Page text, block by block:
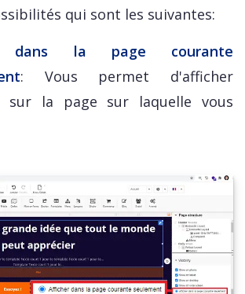
qui sont les suivantes:
dans la page courante
: Vous permet d'afficher
sur la page sur laquelle vous